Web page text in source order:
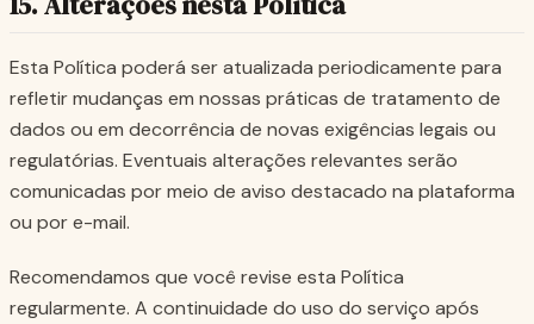
Esta Política poderá ser atualizada periodicamente para
refletir mudanças em nossas práticas de tratamento de
dados ou em decorrência de novas exigências legais ou
regulatórias. Eventuais alterações relevantes serão
comunicadas por meio de aviso destacado na plataforma
ou por e-mail.
Recomendamos que você revise esta Política
regularmente. A continuidade do uso do serviço após